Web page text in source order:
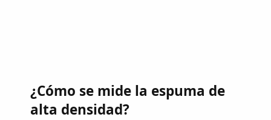
¿Cómo se mide la espuma de
alta densidad?